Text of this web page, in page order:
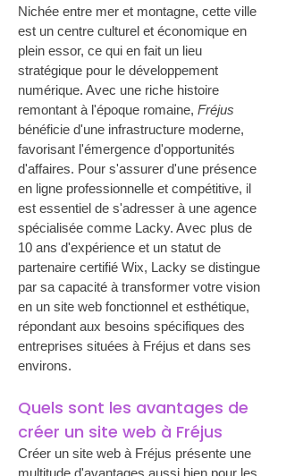
Nichée entre mer et montagne, cette ville
est un centre culturel et économique en
plein essor, ce qui en fait un lieu
stratégique pour le développement
numérique. Avec une riche histoire
remontant à l'époque romaine, Fréjus
bénéficie d'une infrastructure moderne,
favorisant l'émergence d'opportunités
d'affaires. Pour s'assurer d'une présence
en ligne professionnelle et compétitive, il
est essentiel de s'adresser à une agence
spécialisée comme Lacky. Avec plus de
10 ans d'expérience et un statut de
partenaire certifié Wix, Lacky se distingue
par sa capacité à transformer votre vision
en un site web fonctionnel et esthétique,
répondant aux besoins spécifiques des
entreprises situées à Fréjus et dans ses
environs.
Quels sont les avantages de
créer un site web à Fréjus
Créer un site web à Fréjus présente une
multitude d'avantages aussi bien pour les